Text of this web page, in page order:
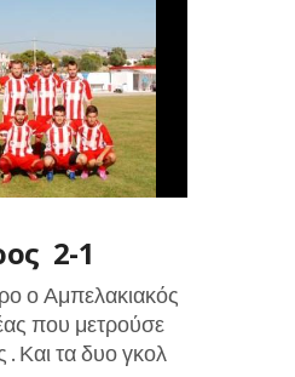
2-1
ο Αμπελακιακός
που μετρούσε
. Και τα δυο γκολ